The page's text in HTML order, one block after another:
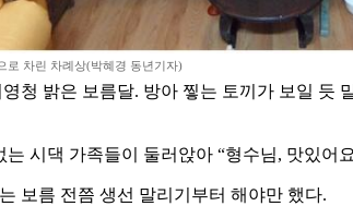
로 차린 차례상(박혜경 동년기자)
청 밝은 보름달. 방아 찧는 토끼가 보일
시댁 가족들이 둘러앉아 “형수님, 맛있어
보름 전쯤 생선 말리기부터 해야만 했다.